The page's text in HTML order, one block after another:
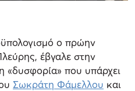
ο πρώην
έβγαλε στην
«δυσφορία» που υπάρχει
Σωκράτη Φάμελλου και